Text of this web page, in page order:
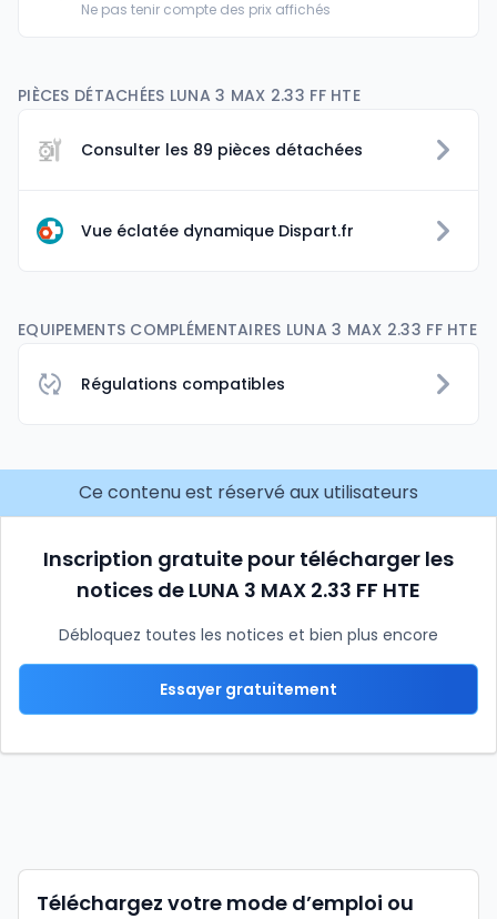
Ne pas tenir compte des prix affichés
PIÈCES DÉTACHÉES LUNA 3 MAX 2.33 FF HTE
Consulter les 89 pièces détachées
Vue éclatée dynamique Dispart.fr
EQUIPEMENTS COMPLÉMENTAIRES LUNA 3 MAX 2.33 FF HTE
Régulations compatibles
Ce contenu est réservé aux utilisateurs
Inscription gratuite pour télécharger les
notices de LUNA 3 MAX 2.33 FF HTE
Débloquez toutes les notices et bien plus encore
Essayer gratuitement
Téléchargez votre mode d’emploi ou